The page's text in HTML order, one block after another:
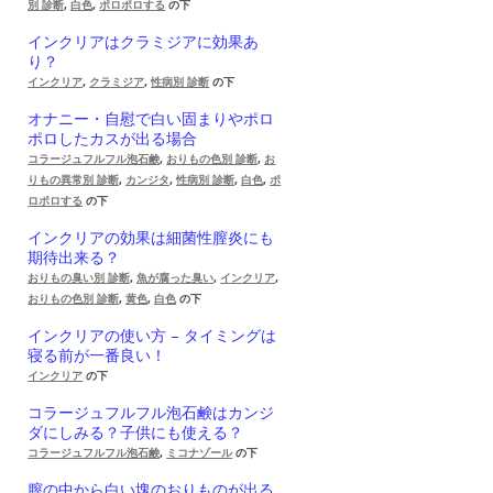
別 診断,白色,ポロポロする の下
インクリアはクラミジアに効果あ
り？
インクリア, クラミジア,性病別 診断 の下
オナニー・自慰で白い固まりやポロ
ポロしたカスが出る場合
コラージュフルフル泡石鹸,おりもの色別 診断,お
りもの異常別 診断, カンジタ,性病別 診断,白色,ポ
ロポロする の下
インクリアの効果は細菌性膣炎にも
期待出来る？
おりもの臭い別 診断,魚が腐った臭い, インクリア,
おりもの色別 診断,黄色,白色 の下
インクリアの使い方 – タイミングは
寝る前が一番良い！
インクリア の下
コラージュフルフル泡石鹸はカンジ
ダにしみる？子供にも使える？
コラージュフルフル泡石鹸, ミコナゾールの下